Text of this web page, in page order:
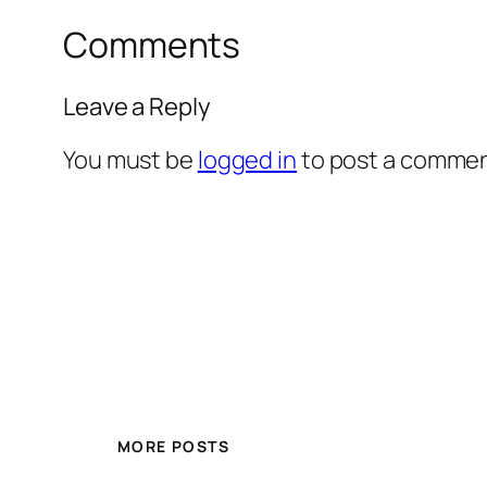
Comments
Leave a Reply
You must be logged into post a
MORE POSTS